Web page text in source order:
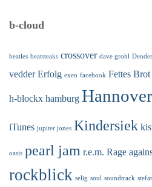
b-cloud
beatles beatsteaks crossover dave grohl
vedder Erfolg exen facebook Fettes Brot
h-blockx hamburg Hannover
iTunes jupiter jones Kindersiek
oasis pearl jam r.e.m. Rage
rockblick selig soul soundtrack